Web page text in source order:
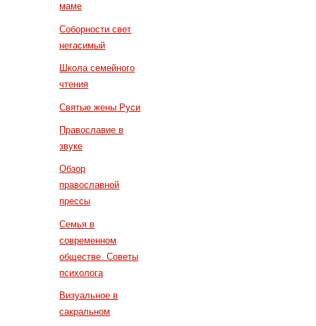
маме
Соборности свет
негасимый
Школа семейного
чтения
Святые жены Руси
Православие в
звуке
Обзор
православной
прессы
Семья в
современном
обществе. Советы
психолога
Визуальное в
сакральном